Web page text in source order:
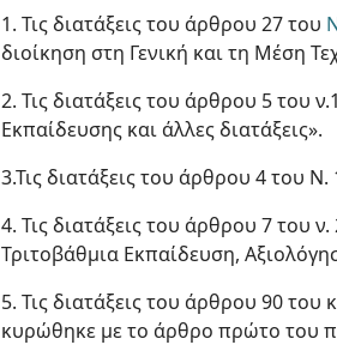
1. Τις διατάξεις του άρθρου 27 του
διοίκηση στη Γενική και τη Μέση
2. Τις διατάξεις του άρθρου 5 του
Εκπαίδευσης και άλλες διατάξεις».
3.Τις διατάξεις του άρθρου 4 του
4. Τις διατάξεις του άρθρου 7 του
Τριτοβάθμια Εκπαίδευση,
5. Τις διατάξεις του άρθρου 90
κυρώθηκε με το άρθρο πρώτο του